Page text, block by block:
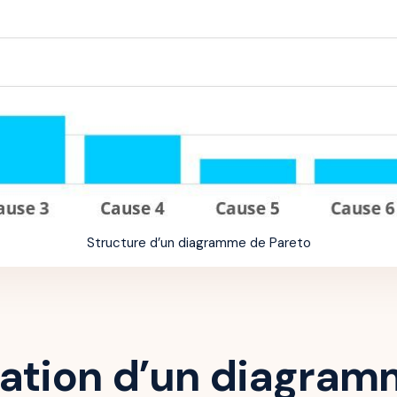
Structure d’un diagramme de Pareto
d’un